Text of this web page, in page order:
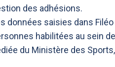
des adhésions.
données saisies dans
habilitées au sein
du Ministère des